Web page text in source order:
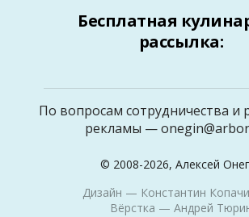
Бесплатная
рассылка:
По вопросам сотрудничества и
рекламы —
© 2008-2026, Алексей
Дизайн — Константин
Вёрстка — Андрей